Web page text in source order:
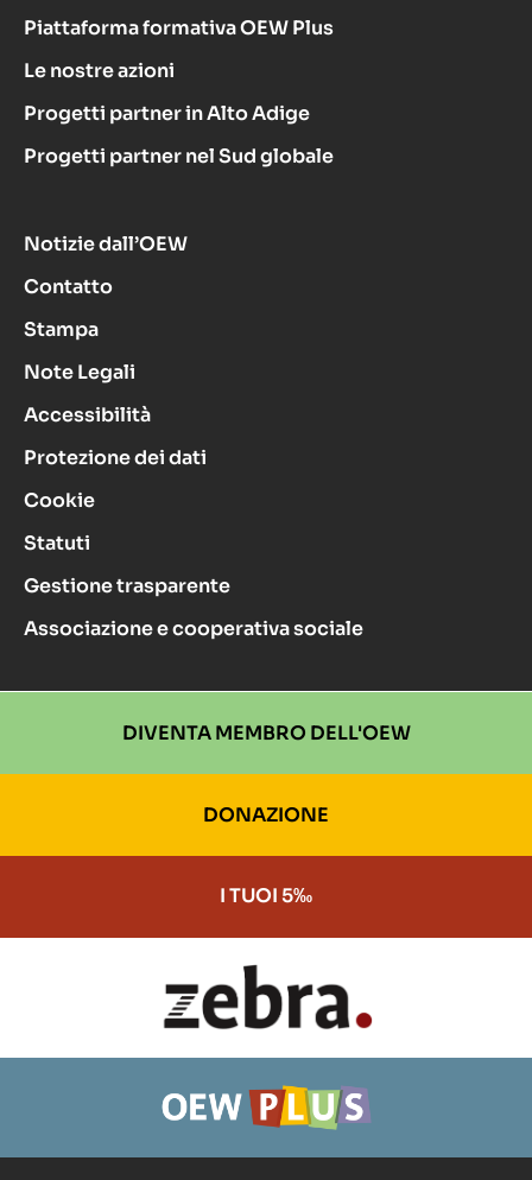
Piattaforma formativa OEW Plus
Le nostre azioni
Progetti partner in Alto Adige
Progetti partner nel Sud globale
Notizie dall’OEW
Contatto
Stampa
Note Legali
Accessibilità
Protezione dei dati
Cookie
Statuti
Gestione trasparente
Associazione e cooperativa sociale
DIVENTA MEMBRO DELL'OEW
DONAZIONE
I TUOI 5‰